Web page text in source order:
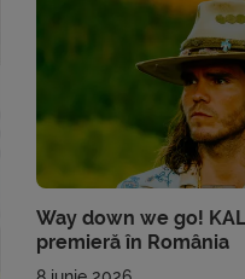
Way down we go!
premieră în România